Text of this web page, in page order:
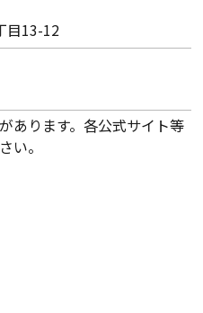
目13-12
あります。各公式サイト等
い。